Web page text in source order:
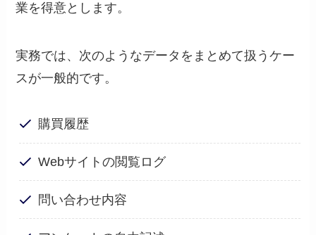
業を得意とします。
実務では、次のようなデータをまとめて扱うケー
スが一般的です。
購買履歴
Webサイトの閲覧ログ
問い合わせ内容